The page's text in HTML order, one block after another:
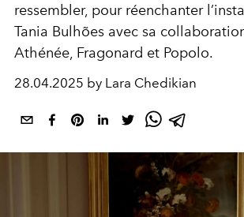
ressembler, pour réenchanter
Tania Bulhões avec sa
Athénée, Fragonard et Popolo.
28.04.2025 by Lara Chedikian